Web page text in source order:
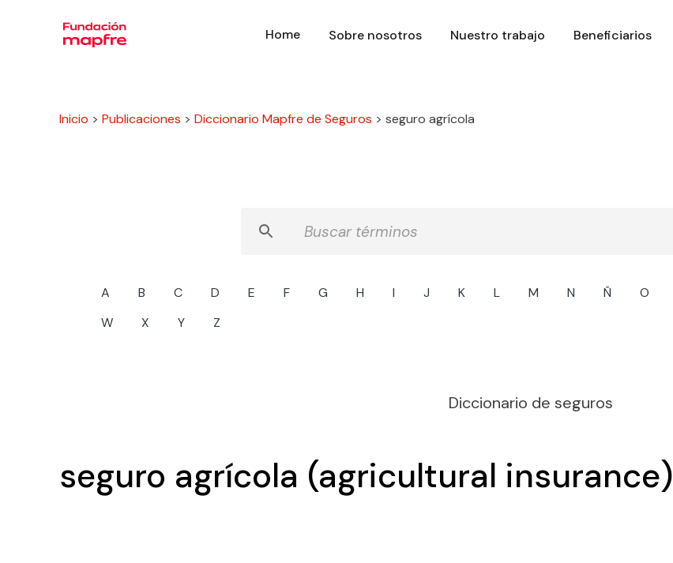
Home Sobre nosotros Nuestro trabajo Beneficiarios
Inicio > Publicaciones > Diccionario Mapfre de Seguros > seguro agrícola
A B C D E F G H I J K L M N Ñ O
W
X Y Z
Diccionario de seguros
seguro agrícola (agricultural insurance)